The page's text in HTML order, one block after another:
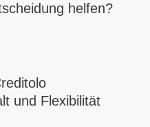
helfen?
und Flexibilität